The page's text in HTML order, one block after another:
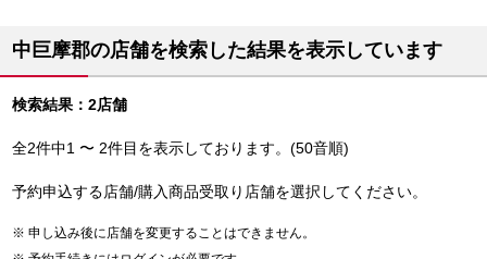
中巨摩郡の店舗を検索した結果を表示しています
検索結果：2店舗
全2件中1 〜 2件目を表示しております。(50音順)
予約申込する店舗/購入商品受取り店舗を選択してください。
申し込み後に店舗を変更することはできません。